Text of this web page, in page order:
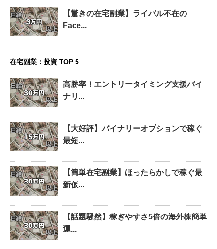
【驚きの在宅副業】ライバル不在の
Face...
在宅副業：投資 TOP 5
高勝率！エントリータイミング支援バイ
ナリ...
【大好評】バイナリーオプションで稼ぐ
最短...
【簡単在宅副業】ほったらかしで稼ぐ最
新仮...
【話題騒然】稼ぎやすさ5倍の海外株簡単
運...